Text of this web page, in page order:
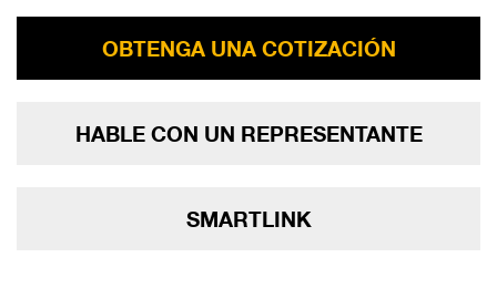
OBTENGA UNA COTIZACIÓN
HABLE CON UN REPRESENTANTE
SMARTLINK